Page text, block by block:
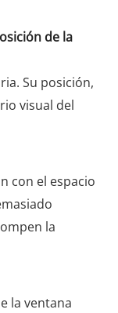
de la
Su posición,
visual del
con el espacio
la
la ventana